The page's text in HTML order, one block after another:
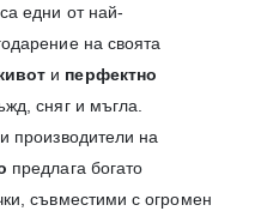
са едни от най-
на своята
и перфектно
сняг и мъгла.
производители на
предлага богато
съвместими с огромен